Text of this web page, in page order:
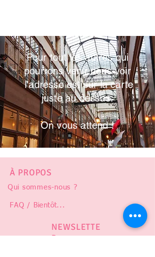
Pour tout les autres qui
pourrons venir nous voir
l'adresse est sur la carte
juste au dessus.
On vous attend !
À PROPOS
Qui sommes-nous ?
FAQ / Bientôt...
NEWSLETTE
R